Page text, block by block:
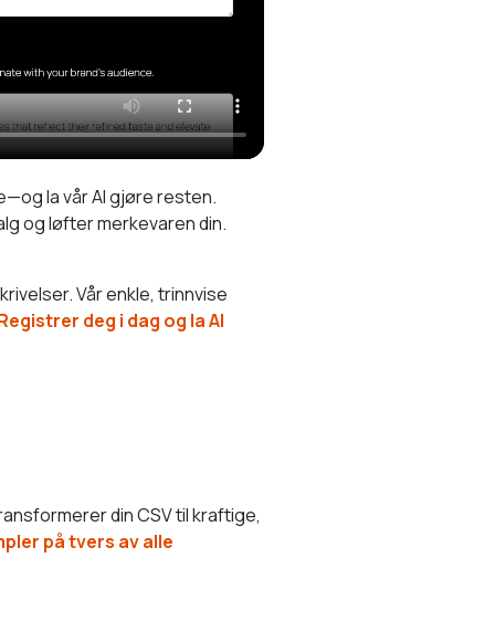
la vår AI gjøre resten.
og løfter merkevaren din.
Vår enkle, trinnvise
deg i dag og la AI
din CSV til kraftige,
på tvers av alle